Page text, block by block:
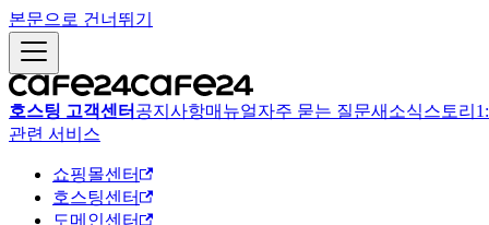
본문으로 건너뛰기
호스팅 고객센터 공지사항매뉴얼자주 묻는 질문새소식스토리
관련 서비스
쇼핑몰센터
호스팅센터
도메인센터